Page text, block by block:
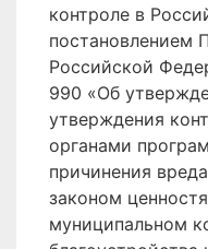
контроле в
постановлением
Российской
990 «Об
утверждения
органами
причинения
законом
муниципальном